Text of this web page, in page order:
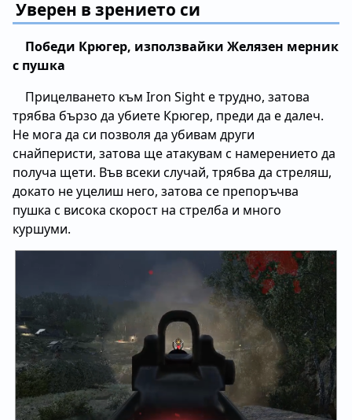
Уверен в зрението си
Победи Крюгер, използвайки Желязен мерник
с пушка
Прицелването към Iron Sight е трудно, затова
трябва бързо да убиете Крюгер, преди да е далеч.
Не мога да си позволя да убивам други
снайперисти, затова ще атакувам с намерението да
получа щети. Във всеки случай, трябва да стреляш,
докато не уцелиш него, затова се препоръчва
пушка с висока скорост на стрелба и много
куршуми.